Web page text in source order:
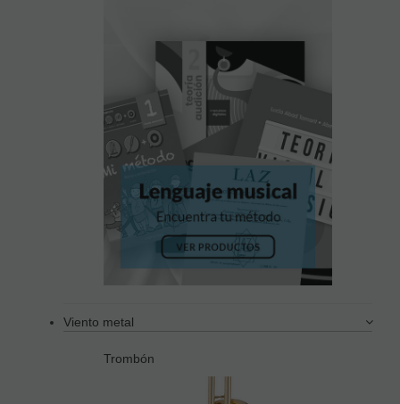
Viento metal
Trombón